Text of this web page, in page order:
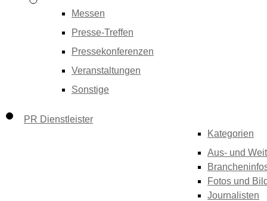
Messen
Presse-Treffen
Pressekonferenzen
Veranstaltungen
Sonstige
PR Dienstleister
Kategorien
Aus- und
Fotos und
Journalisten